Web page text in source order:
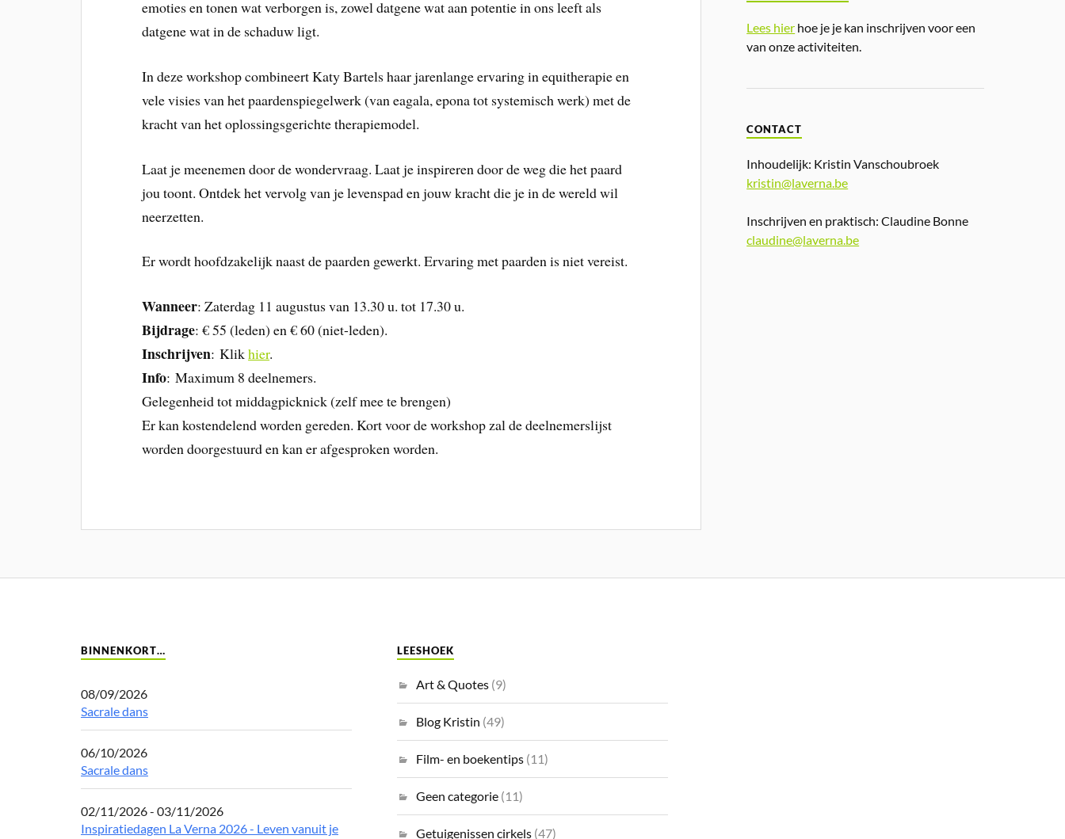
emoties en tonen wat verborgen is, zowel datgene wat aan potentie in ons leeft als
datgene wat in de schaduw ligt.
In deze workshop combineert Katy Bartels haar jarenlange ervaring in equitherapie en
vele visies van het paardenspiegelwerk (van eagala, epona tot systemisch werk) met de
kracht van het oplossingsgerichte therapiemodel.
Laat je meenemen door de wondervraag. Laat je inspireren door de weg die het paard
jou toont. Ontdek het vervolg van je levenspad en jouw kracht die je in de wereld wil
neerzetten.
Er wordt hoofdzakelijk naast de paarden gewerkt. Ervaring met paarden is niet vereist.
Wanneer: Zaterdag 11 augustus van 13.30 u. tot 17.30 u.
Bijdrage: € 55 (leden) en € 60 (niet-leden).
Inschrijven: Klikhier.
Info: Maximum 8 deelnemers.
Gelegenheid tot middagpicknick (zelf mee te brengen)
Er kan kostendelend worden gereden. Kort voor de workshop zal de deelnemerslijst
worden doorgestuurd en kan er afgesproken worden.
Lees hier hoe je je kan inschrijven voor een
van onze activiteiten.
CONTACT
Inhoudelijk: Kristin Vanschoubroek
kristin@laverna.be
Inschrijven en praktisch: Claudine Bonne
claudine@laverna.be
BINNENKORT…
08/09/2026
Sacrale dans
06/10/2026
Sacrale dans
02/11/2026 - 03/11/2026
Inspiratiedagen La Verna 2026 - Leven vanuit je
LEESHOEK
Art & Quotes (9)
Blog Kristin (49)
Film- en boekentips (11)
Geen categorie (11)
Getuigenissen cirkels (47)